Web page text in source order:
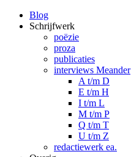
Blog
Schrijfwerk
poëzie
proza
publicaties
interviews Meander
A t/m D
E t/m H
I t/m L
M t/m P
Q t/m T
U t/m Z
redactiewerk ea.